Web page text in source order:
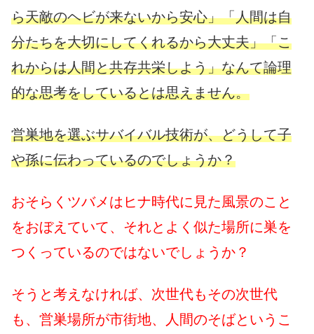
ら天敵のヘビが来ないから安心」「人間は自
分たちを大切にしてくれるから大丈夫」「こ
れからは人間と共存共栄しよう」なんて論理
的な思考をしているとは思えません。
営巣地を選ぶサバイバル技術が、どうして子
や孫に伝わっているのでしょうか？
おそらくツバメはヒナ時代に見た風景のこと
をおぼえていて、それとよく似た場所に巣を
つくっているのではないでしょうか？
そうと考えなければ、次世代もその次世代
も、営巣場所が市街地、人間のそばというこ